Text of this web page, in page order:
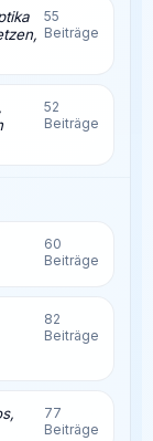
55
Beiträge
52
Beiträge
60
Beiträge
82
Beiträge
77
Beiträge